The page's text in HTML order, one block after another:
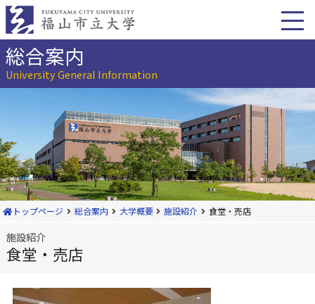
本
へ
動総合案内
University General Information
トップページ 総合案内 大学概要 施設紹介 食堂・売店
施設紹介
食堂・売店